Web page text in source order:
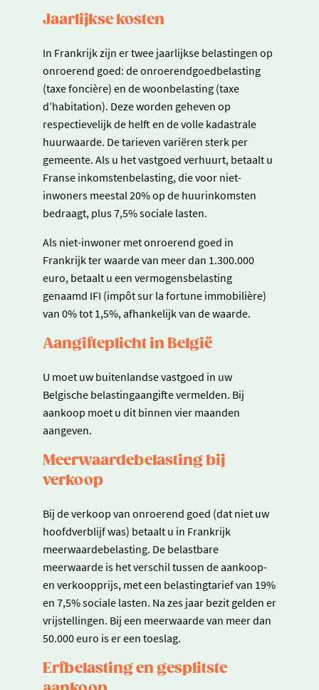
Jaarlijkse kosten
In Frankrijk zijn er twee jaarlijkse belastingen op
onroerend goed: de onroerendgoedbelasting
(taxe foncière) en de woonbelasting (taxe
d’habitation). Deze worden geheven op
respectievelijk de helft en de volle kadastrale
huurwaarde. De tarieven variëren sterk per
gemeente. Als u het vastgoed verhuurt, betaalt u
Franse inkomstenbelasting, die voor niet-
inwoners meestal 20% op de huurinkomsten
bedraagt, plus 7,5% sociale lasten.
Als niet-inwoner met onroerend goed in
Frankrijk ter waarde van meer dan 1.300.000
euro, betaalt u een vermogensbelasting
genaamd IFI (impôt sur la fortune immobilière)
van 0% tot 1,5%, afhankelijk van de waarde.
Aangifteplicht in België
U moet uw buitenlandse vastgoed in uw
Belgische belastingaangifte vermelden. Bij
aankoop moet u dit binnen vier maanden
aangeven.
Meerwaardebelasting bij
verkoop
Bij de verkoop van onroerend goed (dat niet uw
hoofdverblijf was) betaalt u in Frankrijk
meerwaardebelasting. De belastbare
meerwaarde is het verschil tussen de aankoop-
en verkoopprijs, met een belastingtarief van 19%
en 7,5% sociale lasten. Na zes jaar bezit gelden er
vrijstellingen. Bij een meerwaarde van meer dan
50.000 euro is er een toeslag.
Erfbelasting en gesplitste